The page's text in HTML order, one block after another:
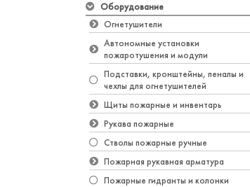
Оборудование
Огнетушители
Автономные установки
пожаротушения и модули
Подставки, кронштейны, пеналы и
чехлы для огнетушителей
Щиты пожарные и инвентарь
Рукава пожарные
Стволы пожарные ручные
Пожарная рукавная арматура
Пожарные гидранты и колонки